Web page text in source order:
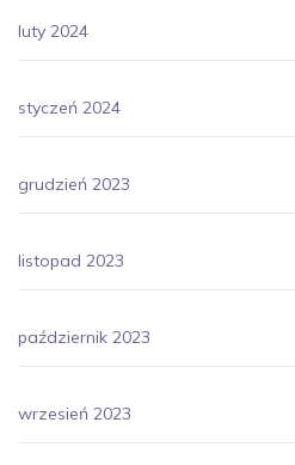
luty 2024
styczeń 2024
grudzień 2023
listopad 2023
październik 2023
wrzesień 2023